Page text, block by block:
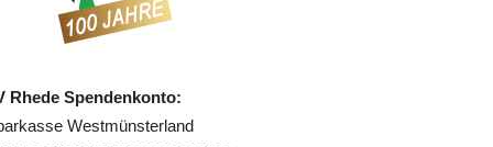
Rhede Spendenkonto:
Westmünsterland